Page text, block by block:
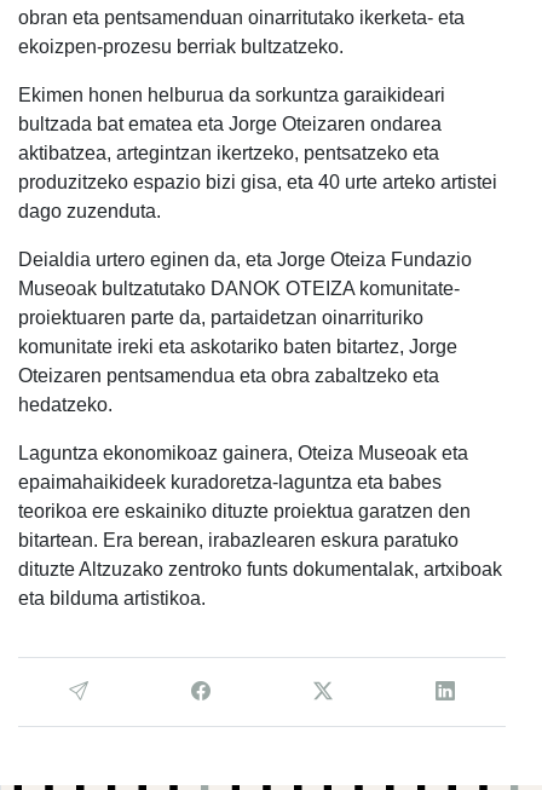
obran eta pentsamenduan oinarritutako ikerketa- eta
ekoizpen-prozesu berriak bultzatzeko.
Ekimen honen helburua da sorkuntza garaikideari
bultzada bat ematea eta Jorge Oteizaren ondarea
aktibatzea, artegintzan ikertzeko, pentsatzeko eta
produzitzeko espazio bizi gisa, eta 40 urte arteko artistei
dago zuzenduta.
Deialdia urtero eginen da, eta Jorge Oteiza Fundazio
Museoak bultzatutako DANOK OTEIZA komunitate-
proiektuaren parte da, partaidetzan oinarrituriko
komunitate ireki eta askotariko baten bitartez, Jorge
Oteizaren pentsamendua eta obra zabaltzeko eta
hedatzeko.
Laguntza ekonomikoaz gainera, Oteiza Museoak eta
epaimahaikideek kuradoretza-laguntza eta babes
teorikoa ere eskainiko dituzte proiektua garatzen den
bitartean. Era berean, irabazlearen eskura paratuko
dituzte Altzuzako zentroko funts dokumentalak, artxiboak
eta bilduma artistikoa.